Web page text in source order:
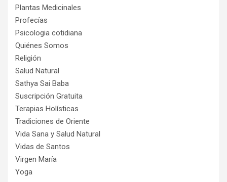
Plantas Medicinales
Profecías
Psicologia cotidiana
Quiénes Somos
Religión
Salud Natural
Sathya Sai Baba
Suscripción Gratuita
Terapias Holísticas
Tradiciones de Oriente
Vida Sana y Salud Natural
Vidas de Santos
Virgen María
Yoga